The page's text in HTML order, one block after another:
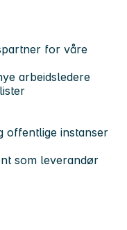
for våre
arbeidsledere
offentlige instanser
som leverandør